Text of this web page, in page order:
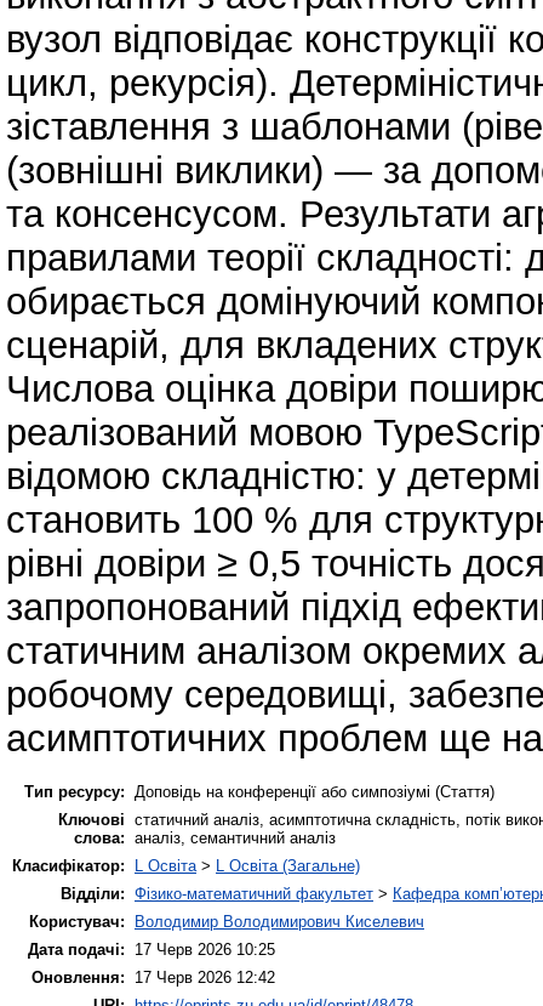
вузол відповідає конструкції
цикл, рекурсія).
зіставлення з шаблонами
(зовнішні виклики) — за
та консенсусом. Результати
правилами теорії складності:
обирається домінуючий
сценарій, для вкладених
Числова оцінка довіри
реалізований мовою
відомою складністю: у
становить 100 % для
рівні довіри ≥ 0,5 точність
запропонований підхід
статичним аналізом окремих
робочому середовищі,
асимптотичних проблем ще на
Тип ресурсу:
Доповідь на конференції або симпозіумі (Стаття)
Ключові
слова:
статичний аналіз, асимптотична складність, потік
аналіз, семантичний аналіз
Класифікатор:
L Освіта > L Освіта (Загальне)
Відділи: Фізико-математичний факультет > Кафедра
Користувач:
Володимир Володимирович Киселевич
Дата подачі:
17 Черв 2026 10:25
Оновлення:
17 Черв 2026 12:42